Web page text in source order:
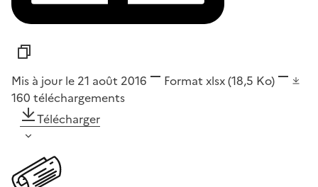
Mis à jour le 21 août 2016 Format xlsx(18,5 Ko)
160 téléchargements
Télécharger